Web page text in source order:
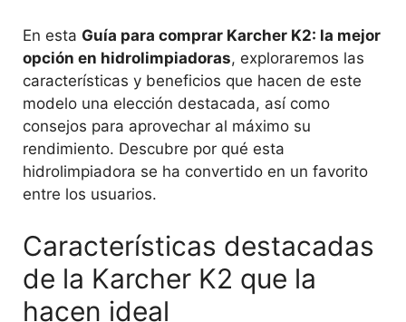
En esta Guía para comprar Karcher K2: la mejor
opción en hidrolimpiadoras, exploraremos las
características y beneficios que hacen de este
modelo una elección destacada, así como
consejos para aprovechar al máximo su
rendimiento. Descubre por qué esta
hidrolimpiadora se ha convertido en un favorito
entre los usuarios.
Características destacadas
de la Karcher K2 que la
hacen ideal